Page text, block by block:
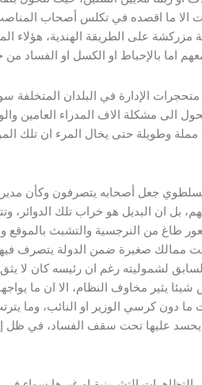
الا ما اقصده في تكلس أصحاب
على الطريقة الهندية، هؤلاء
الى مشكلة الاف المدراء العامين
وطويلة حتى يخال المرء ان تلك
جعل أصحابه يتصرفون وكأن
لهم، بل ان البديل هو خراب تلك
طاغ من النرجسية والتشبث بالموقع
ممالك صغيرة ضمن الدولة يتصرف
السابق لشموليته رغم ان رئيسه كان لا
يثير مخاوف النظام، الا ان ما
ما دون كرسي الوزير او النائب،
عليها تحت سقف الفساد، في ظل